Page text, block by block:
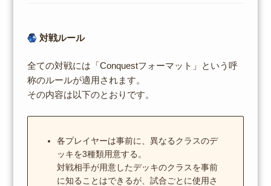
対戦ルール
全ての対戦には「Conquestフォーマット」という呼
称のルールが適用されます。
その内容は以下のとおりです。
各プレイヤーは事前に、異なるクラスのデ
ッキを3種類用意する。
対戦相手が用意したデッキのクラスを事前
に知ることはできるが、試合ごとに使用さ